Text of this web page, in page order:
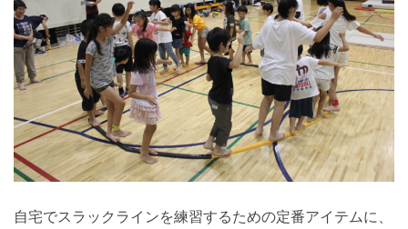
自宅でスラックラインを練習するための定番アイテムに、